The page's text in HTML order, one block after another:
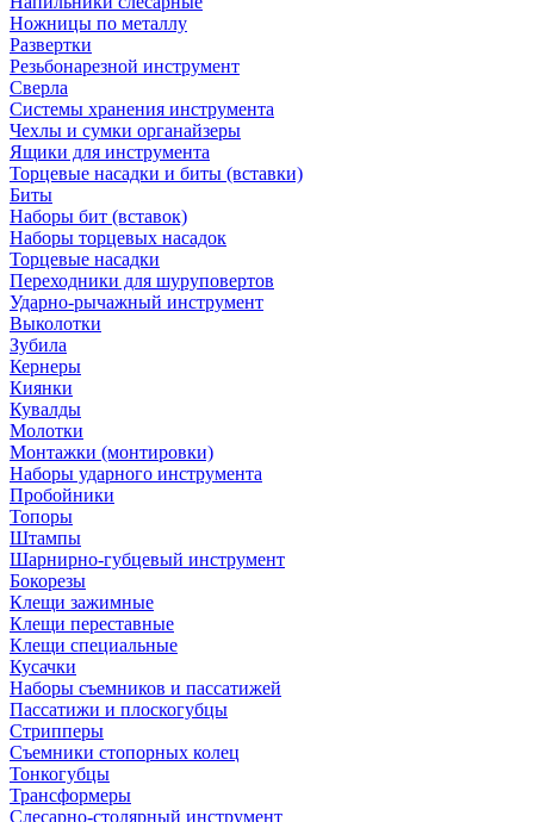
Ножницы по металлу
Развертки
Резьбонарезной инструмент
Сверла
Системы хранения инструмента
Чехлы и сумки органайзеры
Ящики для инструмента
Торцевые насадки и биты (вставки)
Биты
Наборы бит (вставок)
Наборы торцевых насадок
Торцевые насадки
Переходники для шуруповертов
Ударно-рычажный инструмент
Выколотки
Зубила
Кернеры
Киянки
Кувалды
Молотки
Монтажки (монтировки)
Наборы ударного инструмента
Пробойники
Топоры
Штампы
Шарнирно-губцевый инструмент
Бокорезы
Клещи зажимные
Клещи переставные
Клещи специальные
Кусачки
Наборы съемников и пассатижей
Пассатижи и плоскогубцы
Стрипперы
Съемники стопорных колец
Тонкогубцы
Трансформеры
Слесарно-столярный инструмент